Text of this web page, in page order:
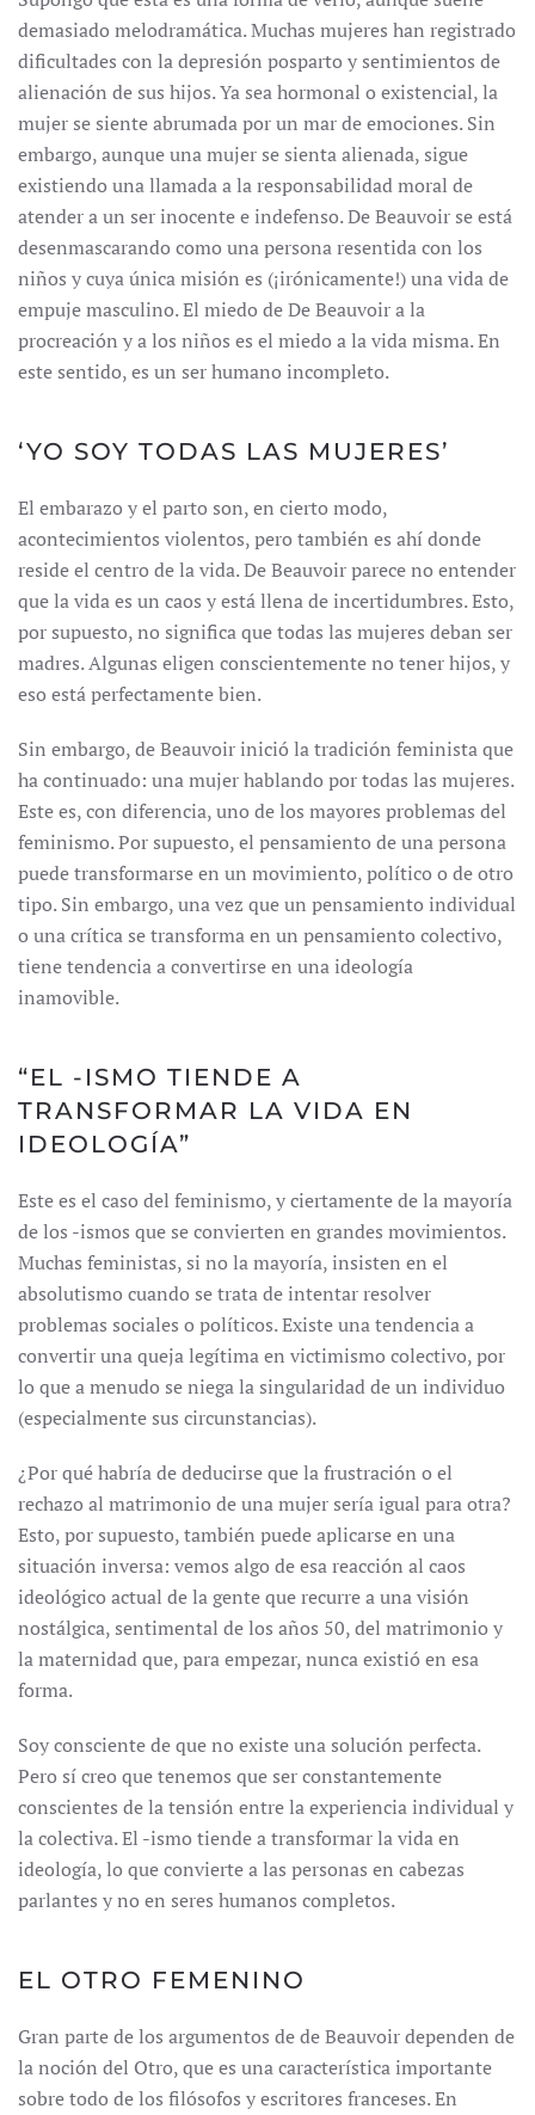
demasiado melodramática. Muchas mujeres han registrado
dificultades con la depresión posparto y sentimientos de
alienación de sus hijos. Ya sea hormonal o existencial, la
mujer se siente abrumada por un mar de emociones. Sin
embargo, aunque una mujer se sienta alienada, sigue
existiendo una llamada a la responsabilidad moral de
atender a un ser inocente e indefenso. De Beauvoir se está
desenmascarando como una persona resentida con los
niños y cuya única misión es (¡irónicamente!) una vida de
empuje masculino. El miedo de De Beauvoir a la
procreación y a los niños es el miedo a la vida misma. En
este sentido, es un ser humano incompleto.
‘YO SOY TODAS LAS MUJERES’
El embarazo y el parto son, en cierto modo,
acontecimientos violentos, pero también es ahí donde
reside el centro de la vida. De Beauvoir parece no entender
que la vida es un caos y está llena de incertidumbres. Esto,
por supuesto, no significa que todas las mujeres deban ser
madres. Algunas eligen conscientemente no tener hijos, y
eso está perfectamente bien.
Sin embargo, de Beauvoir inició la tradición feminista que
ha continuado: una mujer hablando por todas las mujeres.
Este es, con diferencia, uno de los mayores problemas del
feminismo. Por supuesto, el pensamiento de una persona
puede transformarse en un movimiento, político o de otro
tipo. Sin embargo, una vez que un pensamiento individual
o una crítica se transforma en un pensamiento colectivo,
tiene tendencia a convertirse en una ideología
inamovible.
“EL -ISMO TIENDE A
TRANSFORMAR LA VIDA EN
IDEOLOGÍA”
Este es el caso del feminismo, y ciertamente de la mayoría
de los -ismos que se convierten en grandes movimientos.
Muchas feministas, si no la mayoría, insisten en el
absolutismo cuando se trata de intentar resolver
problemas sociales o políticos. Existe una tendencia a
convertir una queja legítima en victimismo colectivo, por
lo que a menudo se niega la singularidad de un individuo
(especialmente sus circunstancias).
¿Por qué habría de deducirse que la frustración o el
rechazo al matrimonio de una mujer sería igual para otra?
Esto, por supuesto, también puede aplicarse en una
situación inversa: vemos algo de esa reacción al caos
ideológico actual de la gente que recurre a una visión
nostálgica, sentimental de los años 50, del matrimonio y
la maternidad que, para empezar, nunca existió en esa
forma.
Soy consciente de que no existe una solución perfecta.
Pero sí creo que tenemos que ser constantemente
conscientes de la tensión entre la experiencia individual y
la colectiva. El -ismo tiende a transformar la vida en
ideología, lo que convierte a las personas en cabezas
parlantes y no en seres humanos completos.
EL OTRO FEMENINO
Gran parte de los argumentos de de Beauvoir dependen de
la noción del Otro, que es una característica importante
sobre todo de los filósofos y escritores franceses. En